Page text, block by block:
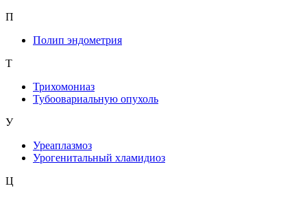
П
Полип эндометрия
Т
Трихомониаз
Тубоовариальную опухоль
У
Уреаплазмоз
Урогенитальный хламидиоз
Ц